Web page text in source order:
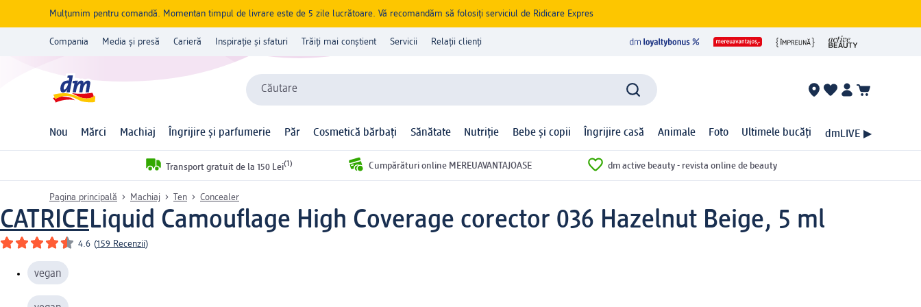
Mulțumim pentru comandă. Momentan timpul de livrare este de 5 zile lucrătoare. Vă recomandăm să folosiți serviciul de Ridicare Expres
Compania Media și presă Carieră Inspirație și sfaturi Trăiți mai conștient Servicii Relații clienți
Căutare
Nou Mărci Machiaj Îngrijire și parfumerie Păr Cosmetică bărbați Sănătate Nutriție Bebe și copii Îngrijire casă Animale Foto Ultimele bucăți dmLIVE ▶
Transport gratuit de la 150 Lei(1) Cumpărături online MEREUAVANTAJOASE dm active beauty - revista online de beauty
Pagina principală Machiaj Ten Concealer
CATRICELiquid Camouflage High Coverage corector 036 Hazelnut Beige, 5 ml
4.6 (159 Recenzii)
vegan